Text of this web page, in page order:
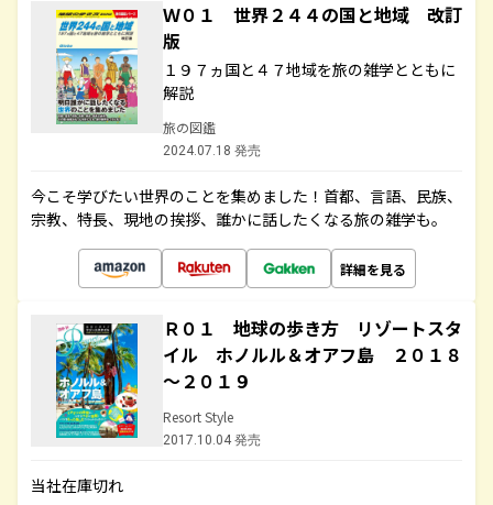
Ｗ０１ 世界２４４の国と地域 改訂
版
１９７ヵ国と４７地域を旅の雑学とともに
解説
旅の図鑑
2024.07.18 発売
今こそ学びたい世界のことを集めました！首都、言語、民族、
宗教、特長、現地の挨拶、誰かに話したくなる旅の雑学も。
詳細を見る
Ｒ０１ 地球の歩き方 リゾートスタ
イル ホノルル＆オアフ島 ２０１８
～２０１９
Resort Style
2017.10.04 発売
当社在庫切れ